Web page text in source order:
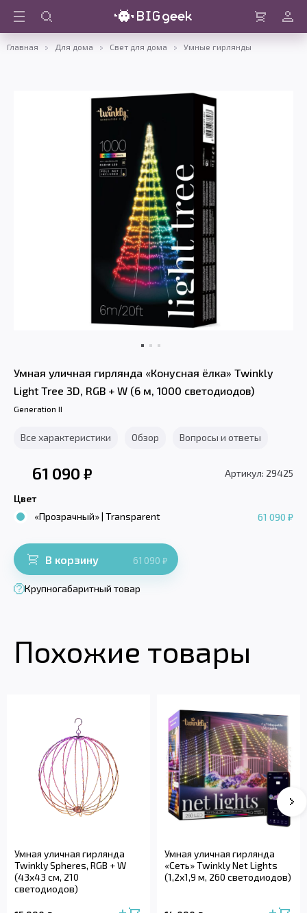
Войти
Главная Для дома Свет для дома Умные гирлянды
Умная уличная гирлянда «Конусная ёлка» Twinkly
Light Tree 3D, RGB + W (6 м, 1000 светодиодов)
Generation II
Все характеристики Обзор Вопросы и ответы
61 090 ₽ Артикул: 29425
Цвет
«Прозрачный» | Transparent
61 090 ₽
В корзину 61 090 ₽
Крупногабаритный товар
Похожие товары
Умная уличная гирлянда
Twinkly Spheres, RGB + W
(43x43 см, 210
светодиодов)
Умная уличная гирлянда
«Сеть» Twinkly Net Lights
(1,2x1,9 м, 260 светодиодов)